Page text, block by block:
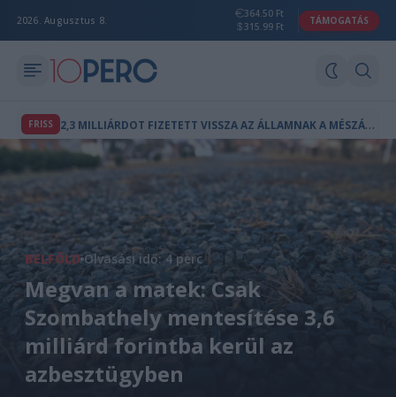
2026. Augusztus 8.
364.50 Ft
315.99 Ft
TÁMOGATÁS
FRISS 2
,3 MILLIÁRDOT FIZETETT VISSZA AZ ÁLLAMNAK A MÉSZÁROS LŐRINCHEZ KÖTHETŐ MAGÁNTŐKEALAP
BELFÖLD Olvasási idő: 4 perc
Megvan a matek: Csak
Szombathely mentesítése 3,6
milliárd forintba kerül az
azbesztügyben